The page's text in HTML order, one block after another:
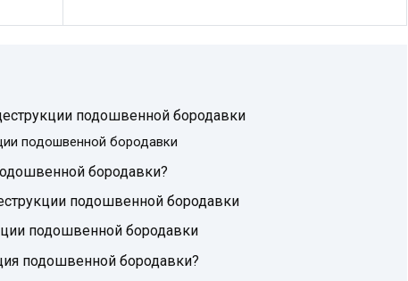
подошвенной бородавки
подошвенной бородавки
бородавки?
подошвенной бородавки
подошвенной бородавки
подошвенной бородавки?